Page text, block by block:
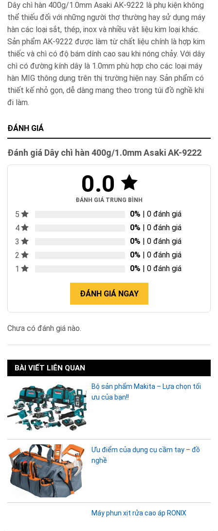
Dây chì hàn 400g/1.0mm Asaki AK-9222 là phụ kiện không
thể thiếu đối với những người thợ thường hay sử dụng máy
hàn các loại sắt, thép, inox và nhiều vật liệu kim loại khác.
Sản phẩm AK-9222 được làm từ chất liệu chính là hợp kim
thiếc và chì có độ bám dính cao sau khi nóng chảy. Với dây
chì có đường kính dây là 1.0mm phù hợp cho các loại máy
hàn MIG thông dụng trên thị trường hiện nay. Sản phẩm có
thiết kế nhỏ gọn, dễ dàng mang theo trong túi đồ nghề khi
đi làm.
ĐÁNH GIÁ
Đánh giá Dây chì hàn 400g/1.0mm Asaki AK-9222
0.0
ĐÁNH GIÁ TRUNG BÌNH
5 0% | 0 đánh giá
4
0% | 0 đánh giá
3
0% | 0 đánh giá
2
0% | 0 đánh giá
1
0% | 0 đánh giá
ĐÁNH GIÁ NGAY
Chưa có đánh giá nào.
BÀI VIẾT LIÊN QUAN
Bộ sản phẩm Makita – Lựa chọn tối
ưu của bạn!!
Ưu điểm của dụng cụ cầm tay – đồ
nghề
Máy phun xịt rửa cao áp RONIX